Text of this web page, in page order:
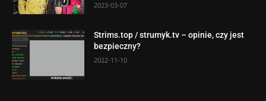
2023-03-07
Strims.top / strumyk.tv – opinie, czy jest
bezpieczny?
2022-11-10